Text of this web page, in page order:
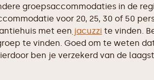
groepsaccommodaties in de
voor 20, 25, 30 of 50
met een jacuzzi te vinden.
te vinden. Goed om te weten
ben je verzekerd van de